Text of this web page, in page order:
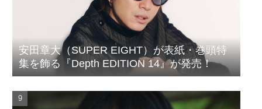
安田章大（SUPER EIGHT）が表紙・巻頭特
集を飾る『Depth EDITION 14』が発売！